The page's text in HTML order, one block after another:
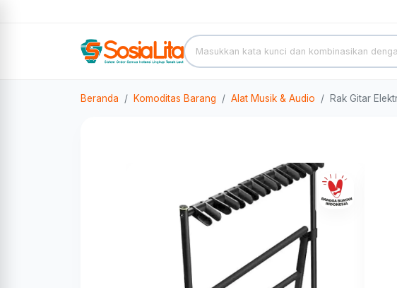
Beranda Komoditas Barang Alat Musik & Audio Rak Gitar